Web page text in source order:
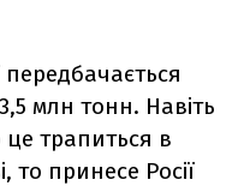
млн тонн. Навіть
трапиться в
то принесе Росії